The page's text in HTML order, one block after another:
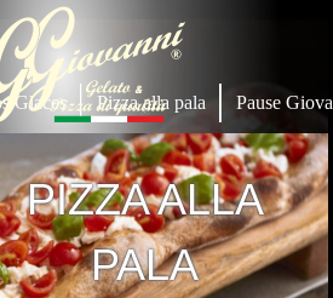
Glaces Pizza alla pala Pause
PIZZA ALLA
PALA